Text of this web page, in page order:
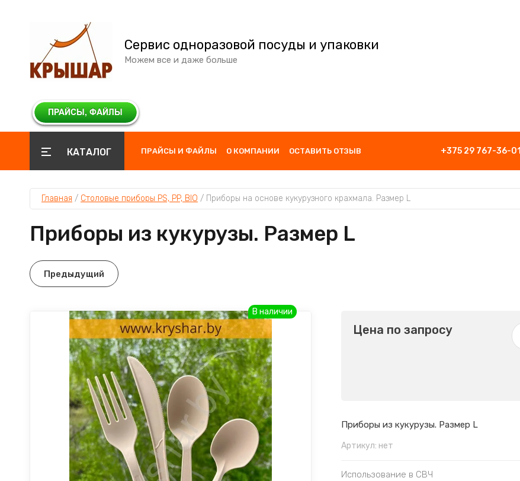
Сервис одноразовой посуды и упаковки
Можем все и даже больше
КАТАЛОГ ПРАЙСЫ И ФАЙЛЫ О КОМПАНИИ ОСТАВИТЬ ОТЗЫВ +375 29 767-36-01
Главная / Столовые приборы PS, PP, BIO / Приборы на основе кукурузного крахмала. Размер L
Приборы из кукурузы. Размер L
Предыдущий
В наличии
Цена по запросу
Приборы из кукурузы. Размер L
Артикул: нет
Использование в СВЧ